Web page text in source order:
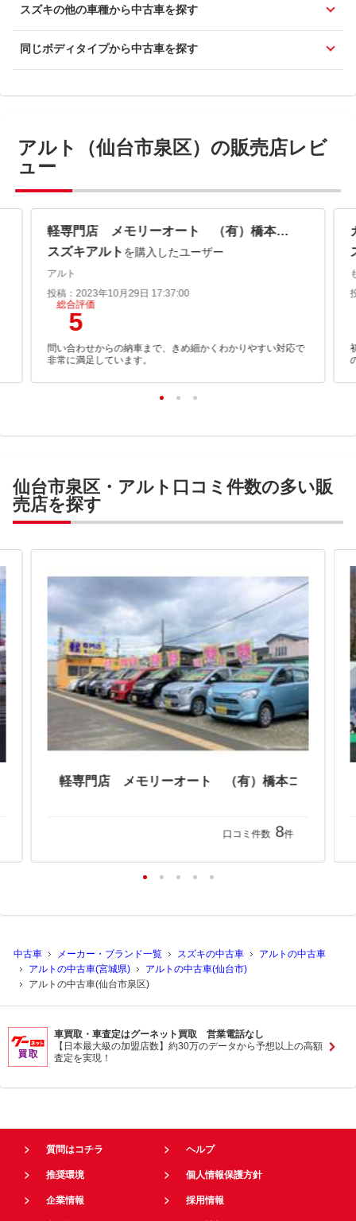
スズキの他の車種から中古車を探す
同じボディタイプから中古車を探す
アルト（仙台市泉区）の販売店レビ
ュー
軽専門店 メモリーオート （有）橋本コーポレーション
スズキアルト を購入したユーザー
アルト
投稿：2023年10月29日 17:37:00
総合評価
5
問い合わせからの納車まで、きめ細かくわかりやすい対応で
非常に満足しています。
仙台市泉区・アルト口コミ件数の多い販
売店を探す
（株）スズキ自販宮城 スズキアリーナ泉インターシティー／Ｕ’ｓＳＴＡＴＩＯＮ泉インターシティー
口コミ件数 8件
中古車 メーカー・ブランド一覧 スズキの中古車
アルトの中古車
アルトの中古車(宮城県)
アルトの中古車(仙台市)
アルトの中古車(仙台市泉区)
車買取・車査定はグーネット買取 営業電話なし
【日本最大級の加盟店数】約30万のデータから予想以上の高額
査定を実現！
質問はコチラ ヘルプ
推奨環境 個人情報保護方針
企業情報 採用情報